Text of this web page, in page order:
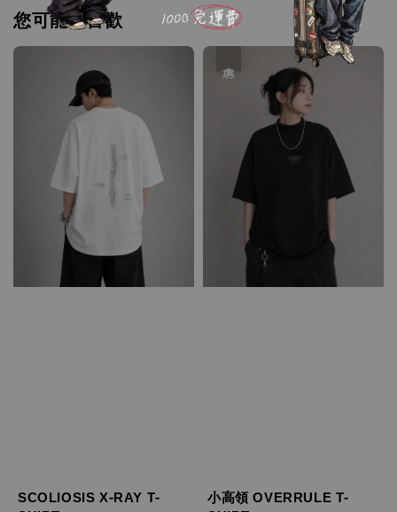
您可能也喜歡
SCOLIOSIS X-RAY T-
小高領 OVERRULE T-